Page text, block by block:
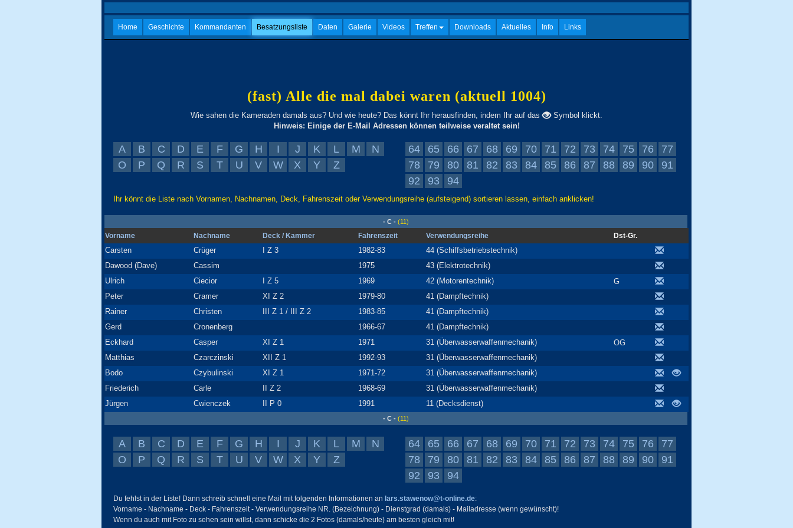
Home Geschichte Kommandanten Besatzungsliste Daten Galerie Videos Treffen Downloads Aktuelles Info Links
(fast) Alle die mal dabei waren (aktuell 1004)
Wie sahen die Kameraden damals aus? Und wie heute? Das könnt Ihr herausfinden, indem Ihr auf das
Symbol klickt.
Hinweis: Einige der E-Mail Adressen können teilweise veraltet sein!
A B C D E F G H I J K L M
N
O
P Q R S T U V W X Y Z
64 65 66 67 68 69 70 71 72 73 74 75 76
77
78
79 80 81 82 83 84 85 86 87 88 89 90
91
92
93 94
Ihr könnt die Liste nach Vornamen, Nachnamen, Deck, Fahrenszeit oder Verwendungsreihe (aufsteigend) sortieren lassen, einfach anklicken!
- C - (11)
Vorname Nachname Deck / Kammer Fahrenszeit Verwendungsreihe Dst-Gr.
Carsten Crüger I Z 3 1982-83
44 (Schiffsbetriebstechnik)
Dawood (Dave)
Cassim 1975
43 (Elektrotechnik)
Ulrich
Ciecior I Z 5 1969 42 (Motorentechnik)
G
Peter
Cramer XI Z 2 1979-80
41 (Dampftechnik)
Rainer
Christen III Z 1 / III Z 2 1983-85
41 (Dampftechnik)
Gerd
Cronenberg 1966-67
41 (Dampftechnik)
Eckhard
Casper XI Z 1 1971 31 (Überwasserwaffenmechanik)
OG
Matthias
Czarczinski XII Z 1 1992-93
31 (Überwasserwaffenmechanik)
Bodo
Czybulinski XI Z 1 1971-72
31 (Überwasserwaffenmechanik)
Friederich
Carle II Z 2 1968-69
31 (Überwasserwaffenmechanik)
Jürgen
Cwienczek II P 0 1991 11 (Decksdienst)
- C - (11)
A B C D E F G H I J K L M
N
O
P Q R S T U V W X Y Z
64 65 66 67 68 69 70 71 72 73 74 75 76
77
78
79 80 81 82 83 84 85 86 87 88 89 90
91
92
93 94
Du fehlst in der Liste! Dann schreib schnell eine Mail mit folgenden Informationen an lars.stawenow@t-online.de:
Vorname - Nachname - Deck - Fahrenszeit - Verwendungsreihe NR. (Bezeichnung) - Dienstgrad (damals) - Mailadresse (wenn gewünscht)!
Wenn du auch mit Foto zu sehen sein willst, dann schicke die 2 Fotos (damals/heute) am besten gleich mit!